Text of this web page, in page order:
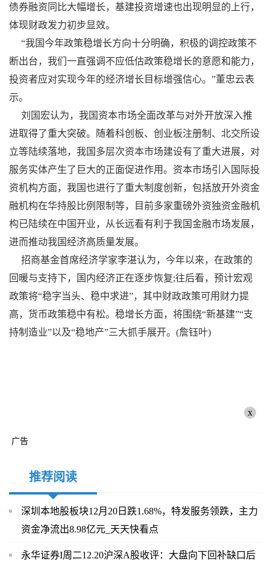
债券融资同比大幅增长，基建投资增速也出现明显的上行，
体现财政发力初步显效。
“我国今年政策稳增长方向十分明确，积极的调控政策不
断出台，我们一直强调不应低估政策稳增长的意愿和能力，
投资者应对实现今年的经济增长目标增强信心。”董忠云表
示。
刘国宏认为，我国资本市场全面改革与对外开放深入推
进取得了重大突破。随着科创板、创业板注册制、北交所设
立等陆续落地，我国多层次资本市场建设有了重大进展，对
服务实体产生了巨大的正面促进作用。资本市场引入国际投
资机构方面，我国也进行了重大制度创新，包括放开外资金
融机构在华持股比例限制等，目前多家重磅外资独资金融机
构已陆续在中国开业，从长远看有利于我国金融市场发展，
进而推动我国经济高质量发展。
招商基金首席经济学家李湛认为，今年以来，在政策的
回暖与支持下，国内经济正在逐步恢复;往后看，预计宏观
政策将“稳字当头、稳中求进”，其中财政政策可用财力提
高，货币政策稳中有松。稳增长方面，将围绕“新基建”“支
持制造业”以及“稳地产”三大抓手展开。(詹钰叶)
x
广告
推荐阅读
深圳本地股板块12月20日跌1.68%，特发服务领跌，主力
资金净流出8.98亿元_天天快看点
永华证券I周二12.20沪深A股收评：大盘向下回补缺口后